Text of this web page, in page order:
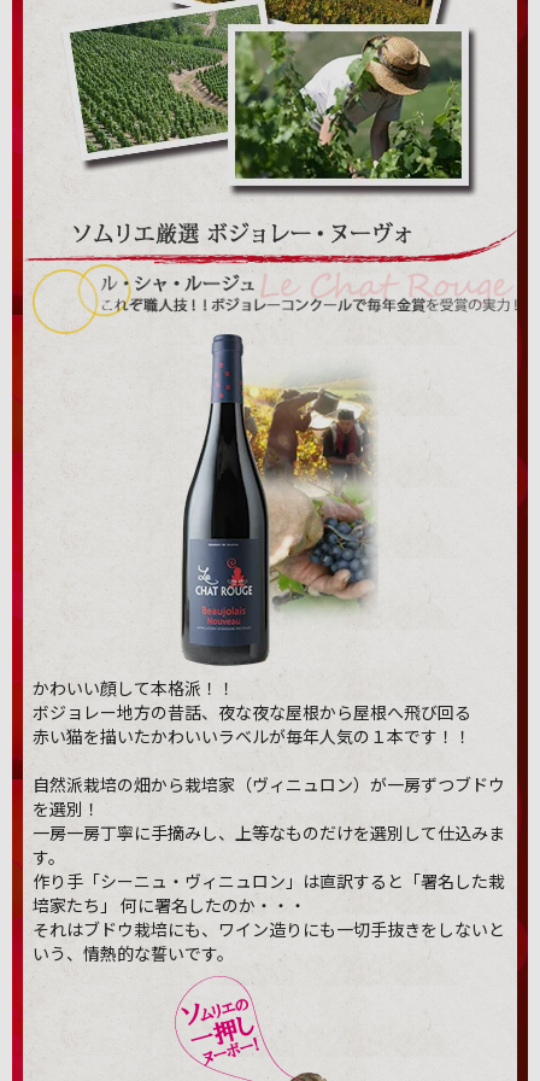
かわいい顔して本格派！！
ボジョレー地方の昔話、夜な夜な屋根から屋根へ飛び回る
赤い猫を描いたかわいいラベルが毎年人気の１本です！！
自然派栽培の畑から栽培家（ヴィニュロン）が一房ずつブドウ
を選別！
一房一房丁寧に手摘みし、上等なものだけを選別して仕込みま
す。
作り手「シーニュ・ヴィニュロン」は直訳すると「署名した栽
培家たち」 何に署名したのか・・・
それはブドウ栽培にも、ワイン造りにも一切手抜きをしないと
いう、情熱的な誓いです。